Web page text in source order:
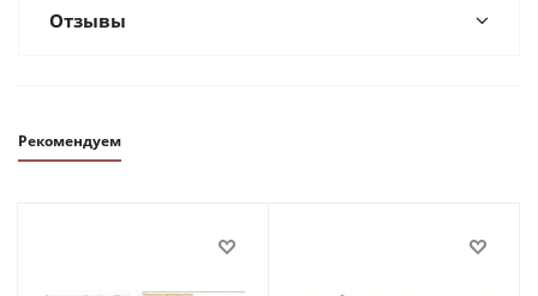
Отзывы
Рекомендуем